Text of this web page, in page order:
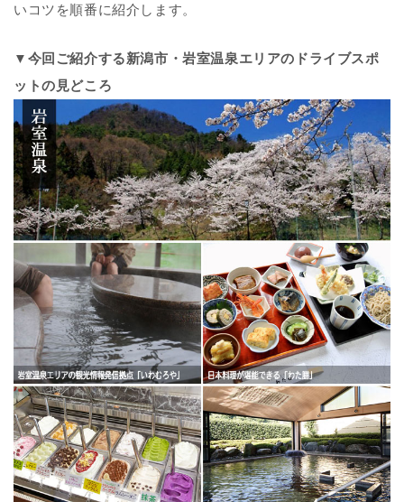
いコツを順番に紹介します。
▼今回ご紹介する新潟市・岩室温泉エリアのドライブスポ
ットの見どころ